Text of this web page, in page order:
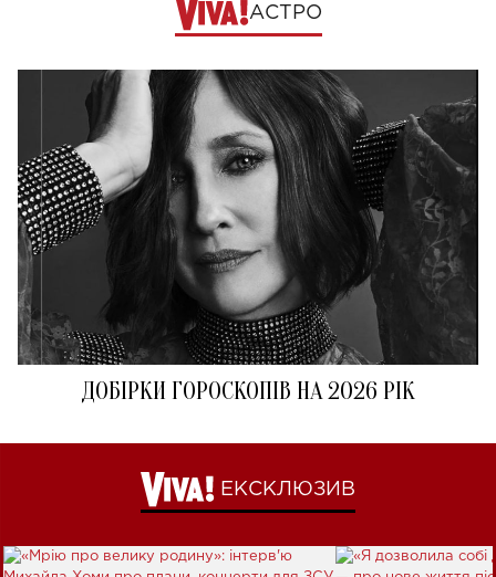
АСТРО
ДОБІРКИ ГОРОСКОПІВ НА 2026 РІК
ЕКСКЛЮЗИВ